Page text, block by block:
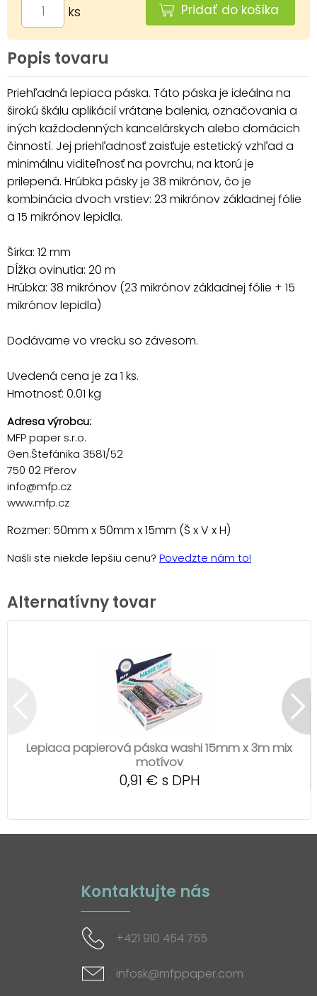
ks Pridať do košíka
Popis tovaru
Priehľadná lepiaca páska. Táto páska je ideálna na
širokú škálu aplikácií vrátane balenia, označovania a
iných každodenných kancelárskych alebo domácich
činností. Jej priehľadnosť zaisťuje estetický vzhľad a
minimálnu viditeľnosť na povrchu, na ktorú je
prilepená. Hrúbka pásky je 38 mikrónov, čo je
kombinácia dvoch vrstiev: 23 mikrónov základnej fólie
a 15 mikrónov lepidla.
Šírka: 12 mm
Dĺžka ovinutia: 20 m
Hrúbka: 38 mikrónov (23 mikrónov základnej fólie + 15
mikrónov lepidla)
Dodávame vo vrecku so závesom.
Uvedená cena je za 1 ks.
Hmotnosť: 0.01 kg
Adresa výrobcu:
MFP paper s.r.o.
Gen.Štefánika 3581/52
750 02 Přerov
info@mfp.cz
www.mfp.cz
Rozmer: 50mm x 50mm x 15mm (Š x V x H)
Našli ste niekde lepšiu cenu? Povedzte nám to!
Alternatívny tovar
Lepiaca papierová páska washi 15mm x 3m mix
motívov
0,91 € s DPH
Kontaktujte nás
+421 910 454 755
infosk@mfppaper.com